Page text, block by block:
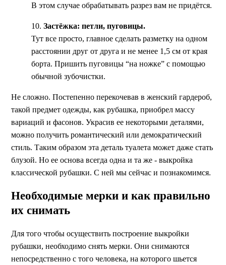
В этом случае обрабатывать разрез вам не придётся.
10. Застёжка: петли, пуговицы.
Тут все просто, главное сделать разметку на одном
расстоянии друг от друга и не менее 1,5 см от края
борта. Пришить пуговицы “на ножке” с помощью
обычной зубочистки.
Не сложно. Постепенно перекочевав в женский гардероб,
такой предмет одежды, как рубашка, приобрел массу
вариаций и фасонов. Украсив ее некоторыми деталями,
можно получить романтический или демократический
стиль. Таким образом эта деталь туалета может даже стать
блузой. Но ее основа всегда одна и та же - выкройка
классической рубашки. С ней мы сейчас и познакомимся.
Необходимые мерки и как правильно
их снимать
Для того чтобы осуществить построение выкройки
рубашки, необходимо снять мерки. Они снимаются
непосредственно с того человека, на которого шьется